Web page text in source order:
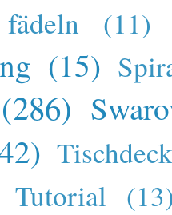
(11)
(15)
(286)
Tutorial